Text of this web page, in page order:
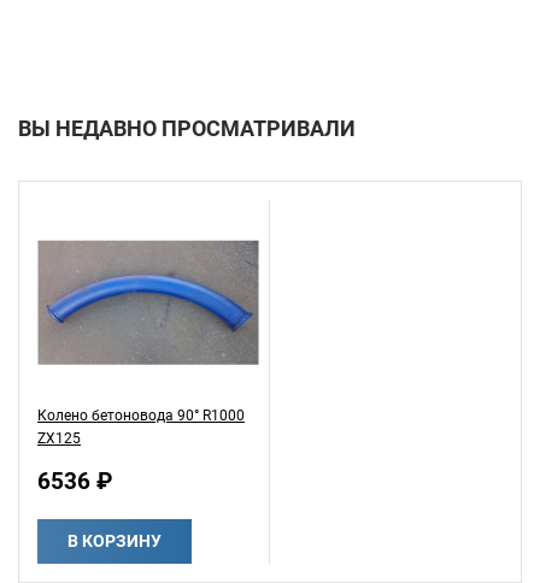
ВЫ НЕДАВНО ПРОСМАТРИВАЛИ
Колено бетоновода 90° R1000
ZX125
6536 ₽
В КОРЗИНУ